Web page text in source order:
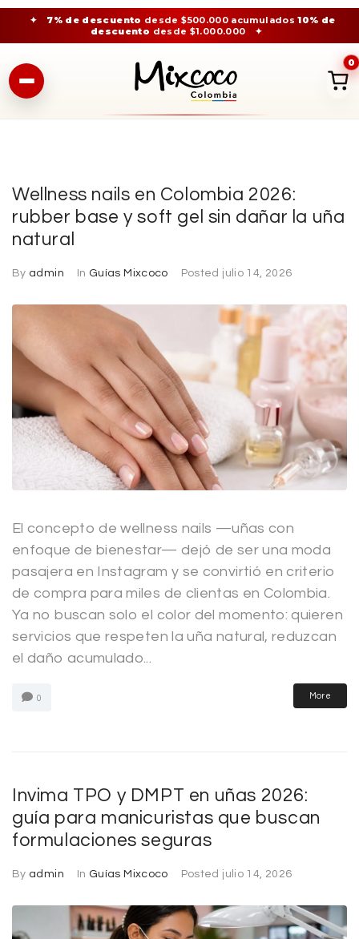
✦ 7% de descuento desde $500.000 acumulados10% de
descuento desde $1.000.000 ✦
0
Wellness nails en Colombia 2026:
rubber base y soft gel sin dañar la uña
natural
By admin In Guías Mixcoco Posted julio 14, 2026
El concepto de wellness nails —uñas con
enfoque de bienestar— dejó de ser una moda
pasajera en Instagram y se convirtió en criterio
de compra para miles de clientas en Colombia.
Ya no buscan solo el color del momento: quieren
servicios que respeten la uña natural, reduzcan
el daño acumulado...
0 More
Invima TPO y DMPT en uñas 2026:
guía para manicuristas que buscan
formulaciones seguras
By admin In Guías Mixcoco Posted julio 14, 2026